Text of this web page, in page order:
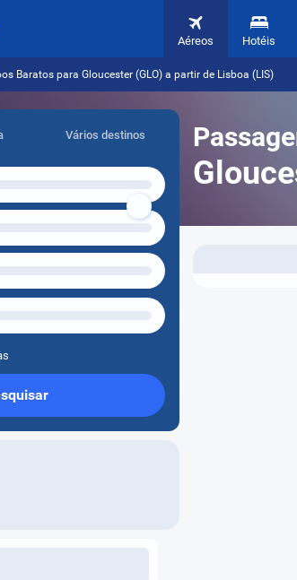
Aéreos Hotéis
Baratos para Gloucester (GLO) a partir de Lisboa (LIS)
Vários destinos